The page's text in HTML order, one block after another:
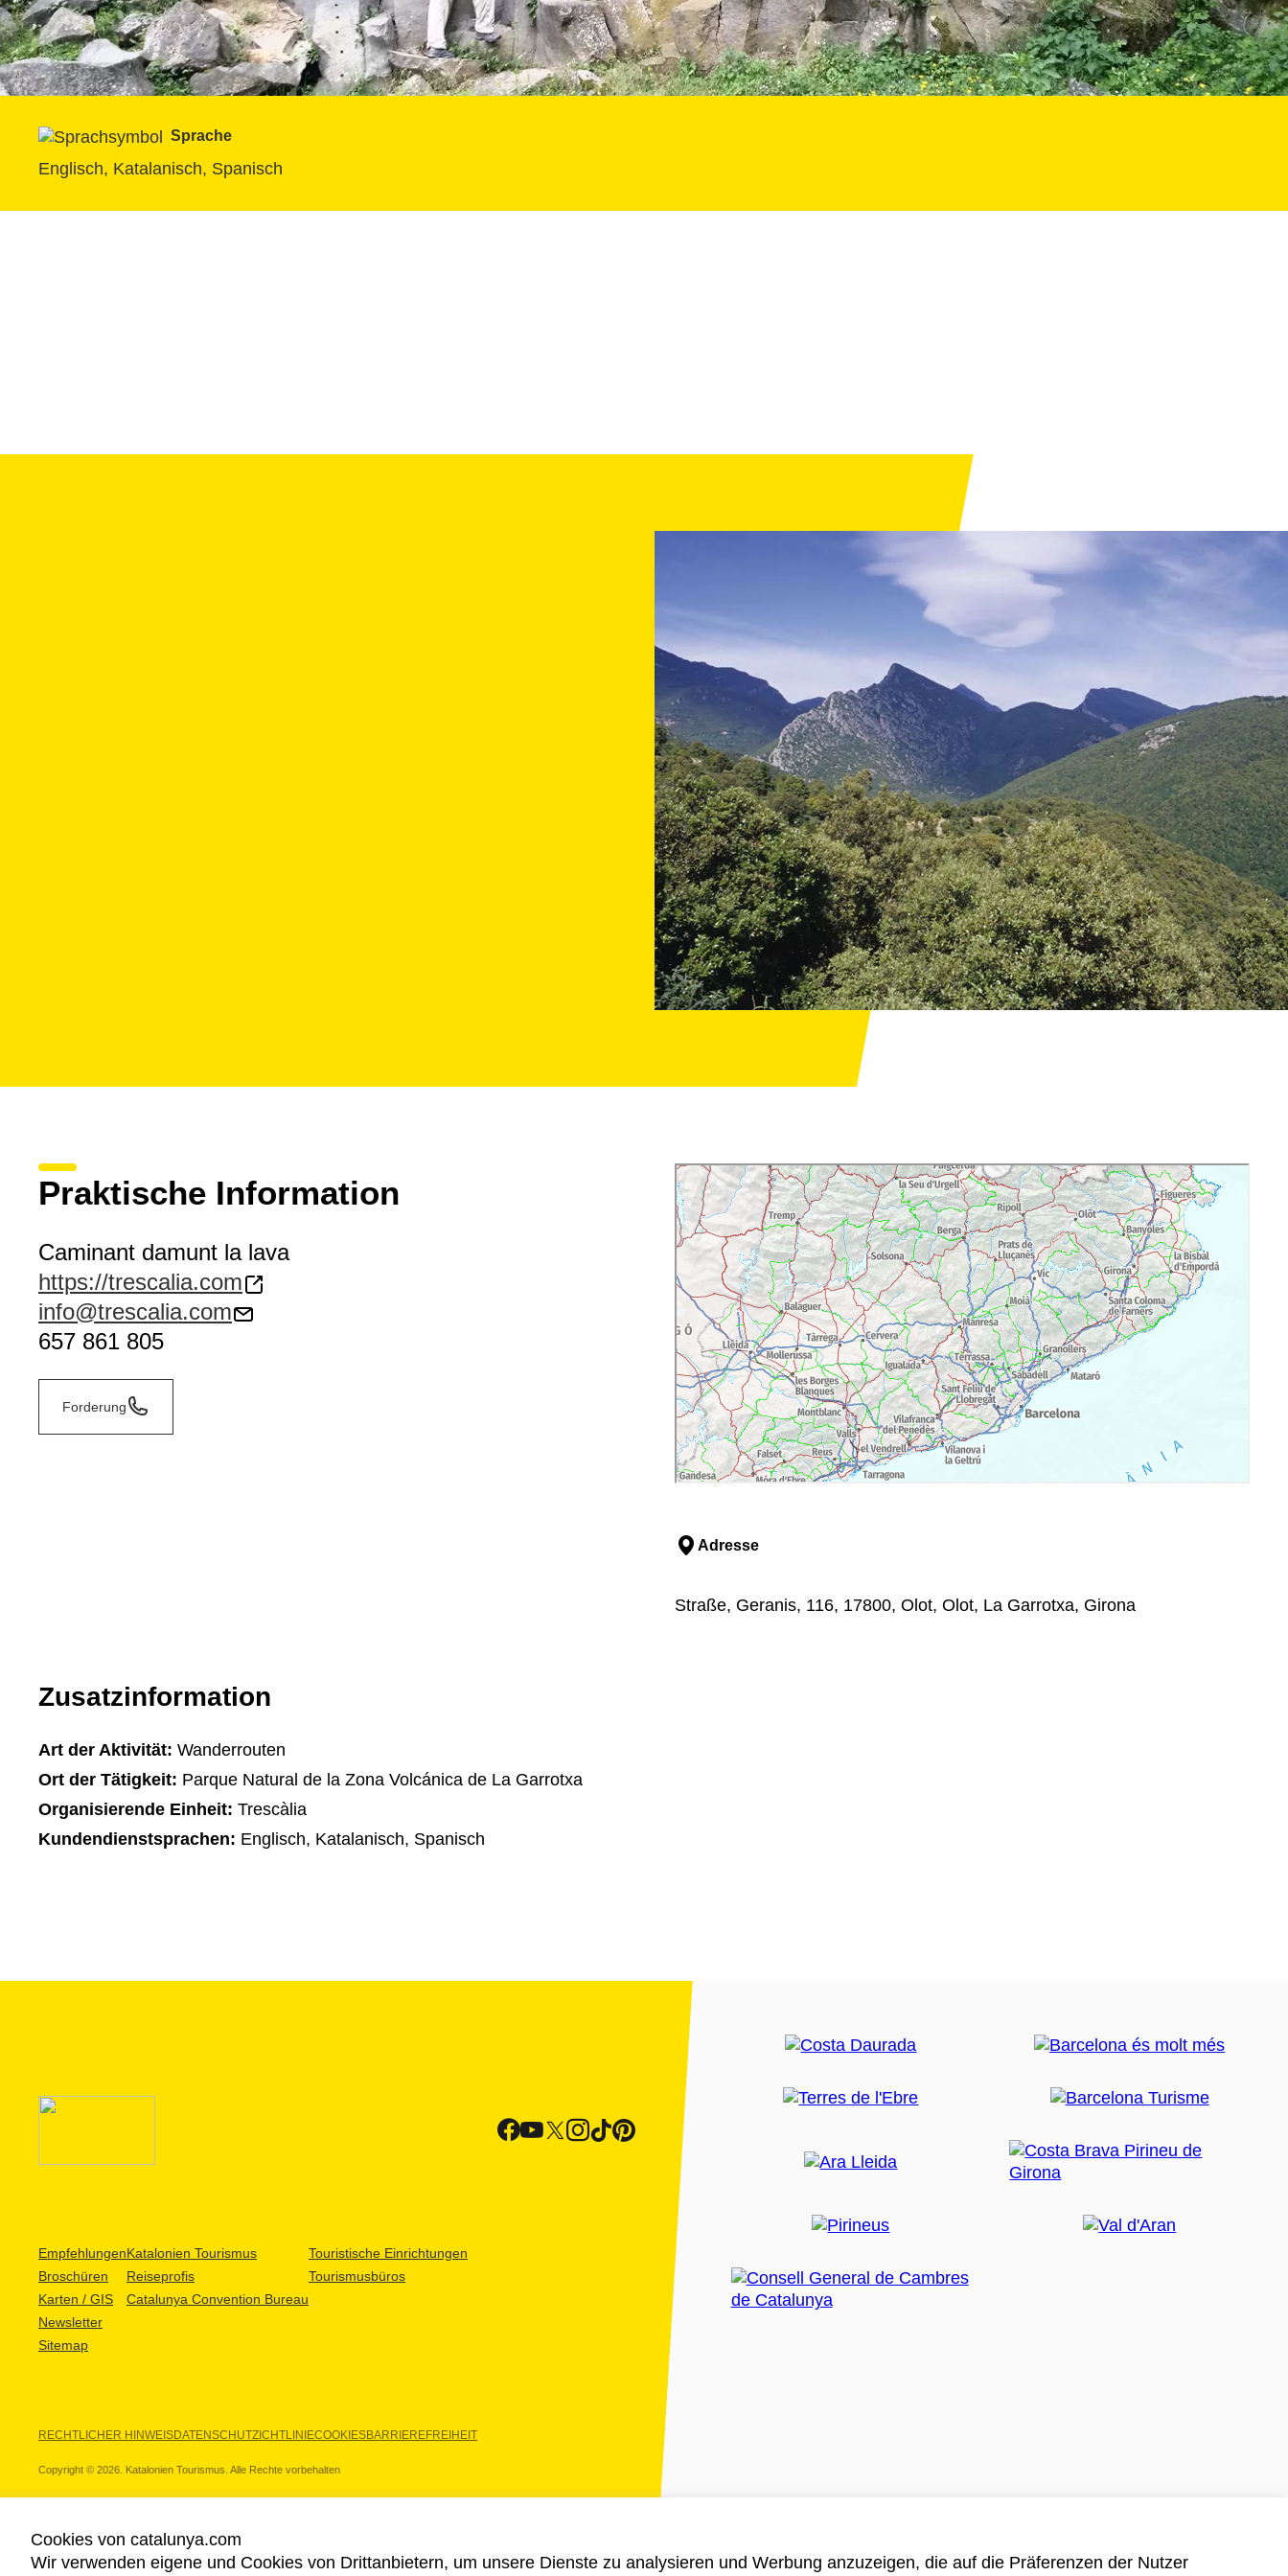
Sprache
Englisch, Katalanisch, Spanisch
Praktische Information
Caminant damunt la lava
https://trescalia.com
info@trescalia.com
657 861 805
Forderung
Adresse
Straße, Geranis, 116, 17800, Olot, Olot, La Garrotxa, Girona
Zusatzinformation
Art der Aktivität: Wanderrouten
Ort der Tätigkeit: Parque Natural de la Zona Volcánica de La Garrotxa
Organisierende Einheit: Trescàlia
Kundendienstsprachen: Englisch, Katalanisch, Spanisch
Empfehlungen
Broschüren
Karten / GIS
Newsletter
Sitemap
Katalonien Tourismus
Reiseprofis
Catalunya Convention Bureau
Touristische Einrichtungen
Tourismusbüros
RECHTLICHER HINWEISDATENSCHUTZICHTLINIECOOKIESBARRIEREFREIHEIT
Copyright © 2026. Katalonien Tourismus. Alle Rechte vorbehalten
Cookies von catalunya.com
Wir verwenden eigene und Cookies von Drittanbietern, um unsere Dienste zu analysieren und Werbung anzuzeigen, die auf die Präferenzen der Nutzer